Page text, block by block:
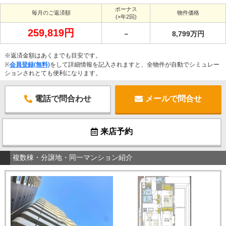
毎月のご返済額
ボーナス
(×年2回)
物件価格
259,819円 － 8,799万円
※返済金額はあくまでも目安です。
※会員登録(無料)をして詳細情報を記入されますと、全物件が自動でシミュレー
ションされとても便利になります。
電話で問合わせ メールで問合せ
来店予約
複数棟・分譲地・同一マンション紹介